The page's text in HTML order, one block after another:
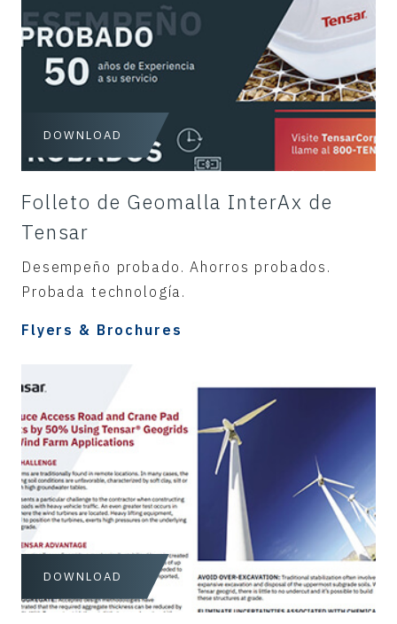
DOWNLOAD
Folleto de Geomalla InterAx de
Tensar
Desempeño probado. Ahorros probados.
Probada technología.
Flyers & Brochures
DOWNLOAD